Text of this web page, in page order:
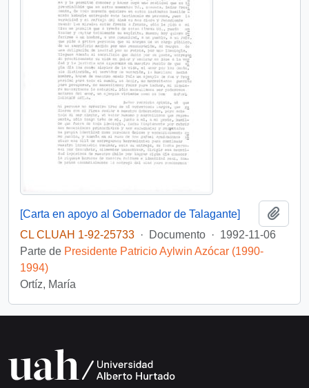
[Carta en apoyo al Gobernador de Talagante]
CL CLUAH 1-92-25733 · Documento · 1992-11-06
Parte de Presidente Patricio Aylwin Azócar (1990-
1994)
Ortíz, María